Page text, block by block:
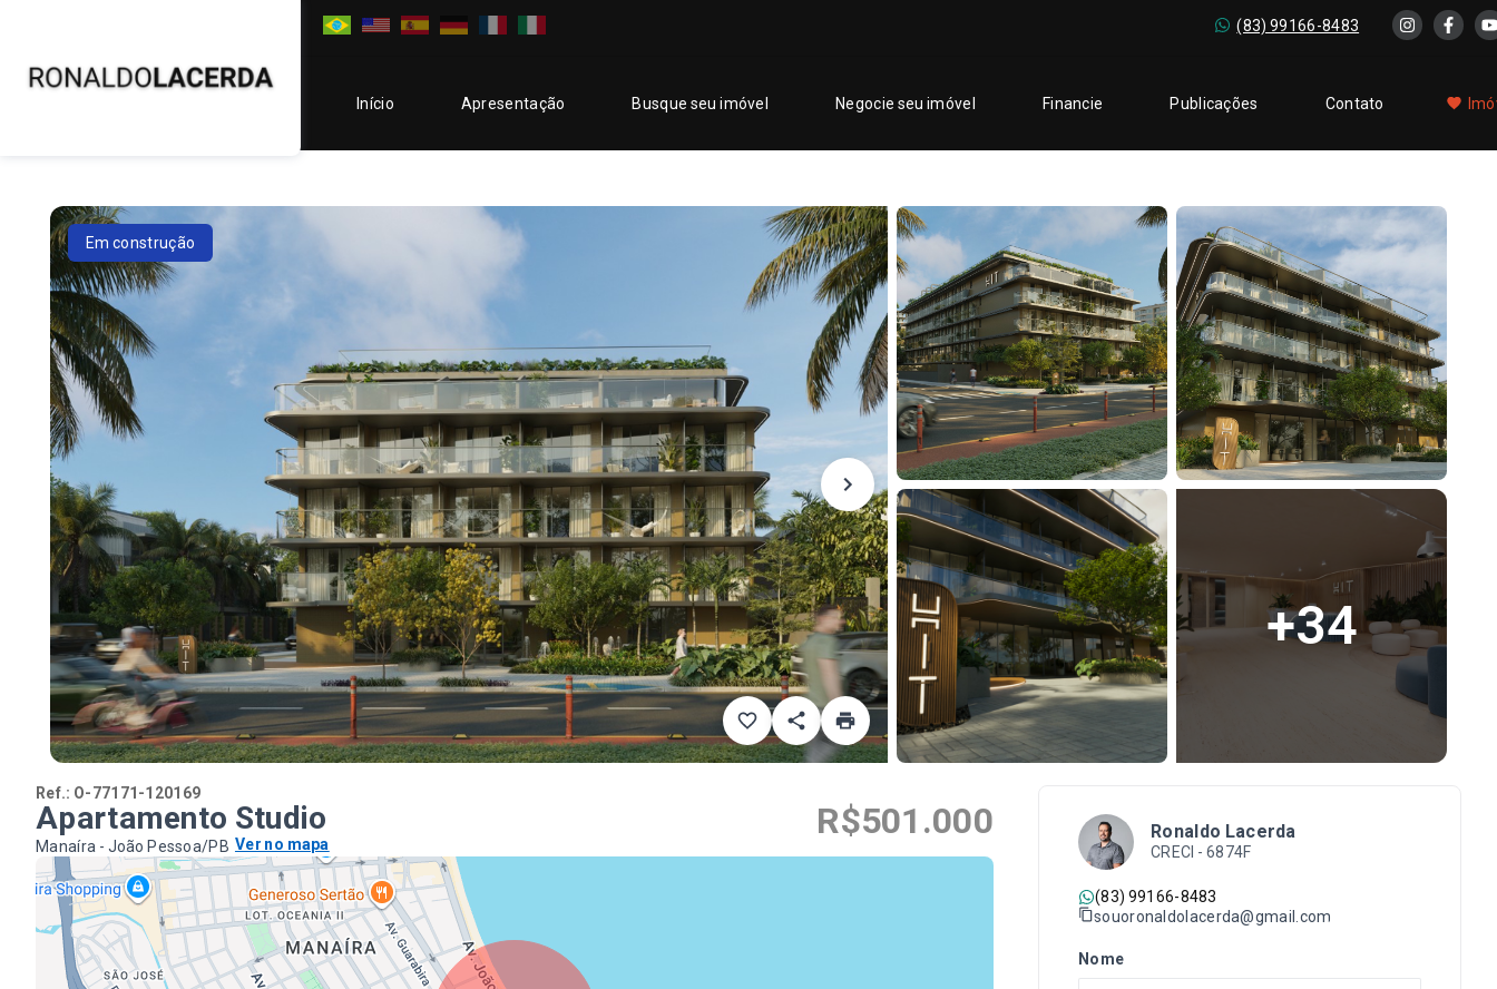
(83) 99166-8483
Início Apresentação Busque seu imóvel Negocie seu imóvel Financie Publicações Contato
Em construção
+34
Ref.: O-77171-120169
Apartamento Studio
Manaíra - João Pessoa/PB Ver no mapa
R$501.000 Ronaldo Lacerda
CRECI - 6874F
(83) 99166-8483
souoronaldolacerda@gmail.com
Nome